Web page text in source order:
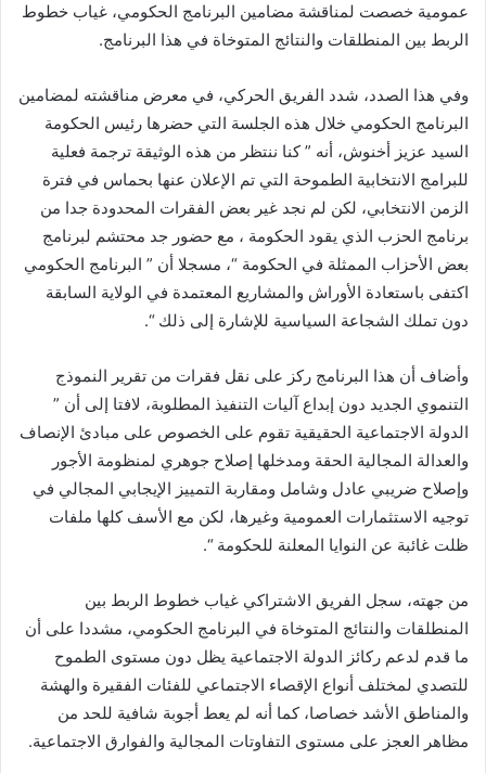
عمومية خصصت لمناقشة مضامين البرنامج الحكومي، غياب خطوط
الربط بين المنطلقات والنتائج المتوخاة في هذا البرنامج.
وفي هذا الصدد، شدد الفريق الحركي، في معرض مناقشته لمضامين
البرنامج الحكومي خلال هذه الجلسة التي حضرها رئيس الحكومة
السيد عزيز أخنوش، أنه ” كنا ننتظر من هذه الوثيقة ترجمة فعلية
للبرامج الانتخابية الطموحة التي تم الإعلان عنها بحماس في فترة
الزمن الانتخابي، لكن لم نجد غير بعض الفقرات المحدودة جدا من
برنامج الحزب الذي يقود الحكومة ، مع حضور جد محتشم لبرنامج
بعض الأحزاب الممثلة في الحكومة “، مسجلا أن ” البرنامج الحكومي
اكتفى باستعادة الأوراش والمشاريع المعتمدة في الولاية السابقة
دون تملك الشجاعة السياسية للإشارة إلى ذلك “.
وأضاف أن هذا البرنامج ركز على نقل فقرات من تقرير النموذج
التنموي الجديد دون إبداع آليات التنفيذ المطلوبة، لافتا إلى أن ”
الدولة الاجتماعية الحقيقية تقوم على الخصوص على مبادئ الإنصاف
والعدالة المجالية الحقة ومدخلها إصلاح جوهري لمنظومة الأجور
وإصلاح ضريبي عادل وشامل ومقاربة التمييز الإيجابي المجالي في
توجيه الاستثمارات العمومية وغيرها، لكن مع الأسف كلها ملفات
ظلت غائبة عن النوايا المعلنة للحكومة “.
من جهته، سجل الفريق الاشتراكي غياب خطوط الربط بين
المنطلقات والنتائج المتوخاة في البرنامج الحكومي، مشددا على أن
ما قدم لدعم ركائز الدولة الاجتماعية يظل دون مستوى الطموح
للتصدي لمختلف أنواع الإقصاء الاجتماعي للفئات الفقيرة والهشة
والمناطق الأشد خصاصا، كما أنه لم يعط أجوبة شافية للحد من
مظاهر العجز على مستوى التفاوتات المجالية والفوارق الاجتماعية.